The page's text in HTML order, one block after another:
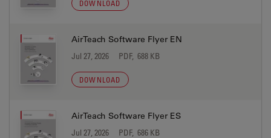
DOWNLOAD
AirTeach Software Flyer EN
Jul 27, 2026 PDF, 688 KB
DOWNLOAD
AirTeach Software Flyer ES
Jul 27, 2026 PDF, 686 KB